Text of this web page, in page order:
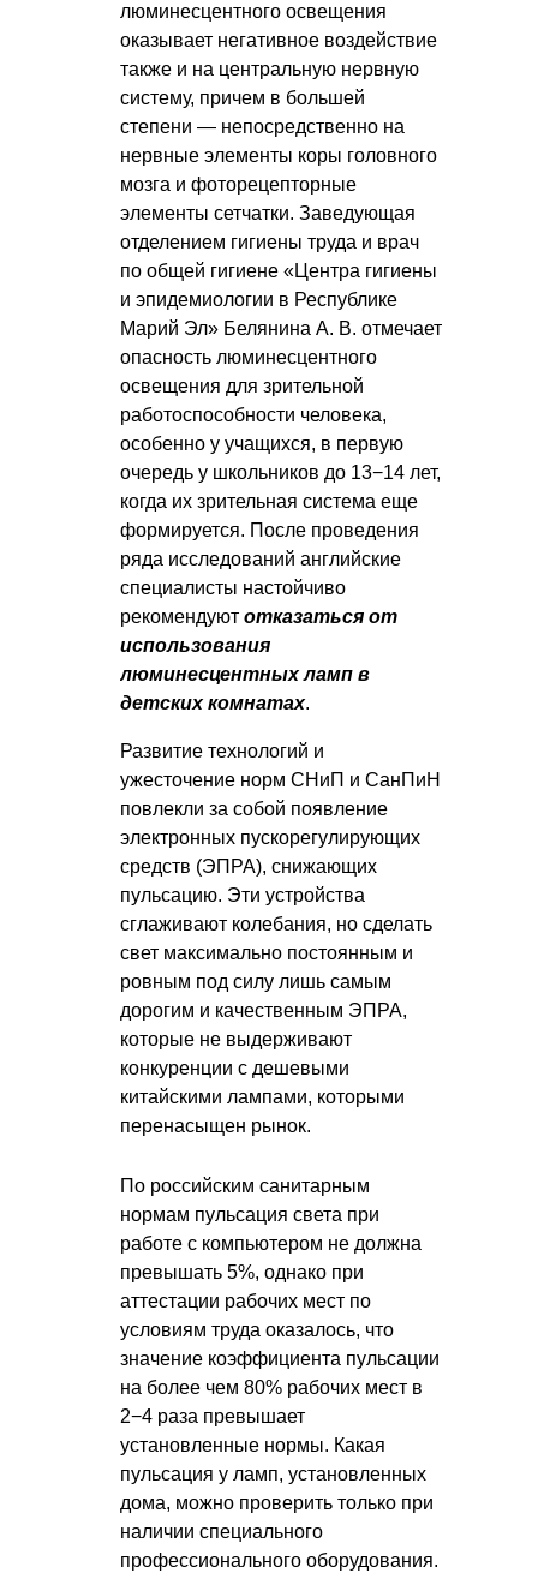
люминесцентного освещения
оказывает негативное воздействие
также и на центральную нервную
систему, причем в большей
степени — непосредственно на
нервные элементы коры головного
мозга и фоторецепторные
элементы сетчатки. Заведующая
отделением гигиены труда и врач
по общей гигиене «Центра гигиены
и эпидемиологии в Республике
Марий Эл» Белянина А. В. отмечает
опасность люминесцентного
освещения для зрительной
работоспособности человека,
особенно у учащихся, в первую
очередь у школьников до 13−14 лет,
когда их зрительная система еще
формируется. После проведения
ряда исследований английские
специалисты настойчиво
рекомендуют отказаться от
использования
люминесцентных ламп в
детских комнатах.
Развитие технологий и
ужесточение норм СНиП и СанПиН
повлекли за собой появление
электронных пускорегулирующих
средств (ЭПРА), снижающих
пульсацию. Эти устройства
сглаживают колебания, но сделать
свет максимально постоянным и
ровным под силу лишь самым
дорогим и качественным ЭПРА,
которые не выдерживают
конкуренции с дешевыми
китайскими лампами, которыми
перенасыщен рынок.
По российским санитарным
нормам пульсация света при
работе с компьютером не должна
превышать 5%, однако при
аттестации рабочих мест по
условиям труда оказалось, что
значение коэффициента пульсации
на более чем 80% рабочих мест в
2−4 раза превышает
установленные нормы. Какая
пульсация у ламп, установленных
дома, можно проверить только при
наличии специального
профессионального оборудования.